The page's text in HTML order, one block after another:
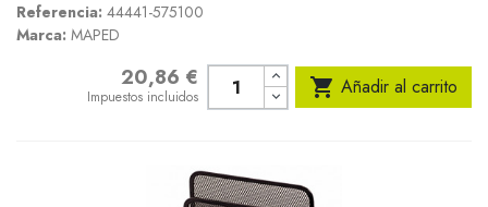
Referencia: 44441-575100
Marca: MAPED
Precio20,86 €
Impuestos incluidos  Añadir al carrito